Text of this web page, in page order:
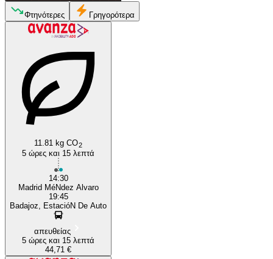
Φτηνότερες Γρηγορότερα
11.81 kg CO2
5 ώρες και 15 λεπτά
14:30
Madrid MéNdez Alvaro
19:45
Badajoz, EstacióN De Auto
απευθείας
5 ώρες και 15 λεπτά
44,71 €